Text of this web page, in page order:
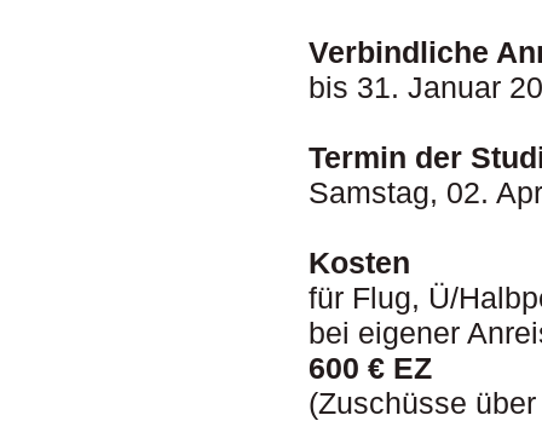
Verbindliche
bis 31. Januar
Termin der
Samstag, 02.
Kosten
für Flug, Ü/
bei eigener
600 € EZ
(Zuschüsse